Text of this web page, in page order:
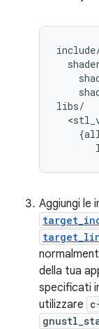
libs/
Aggiungi le
della tua
specificati
utilizzare